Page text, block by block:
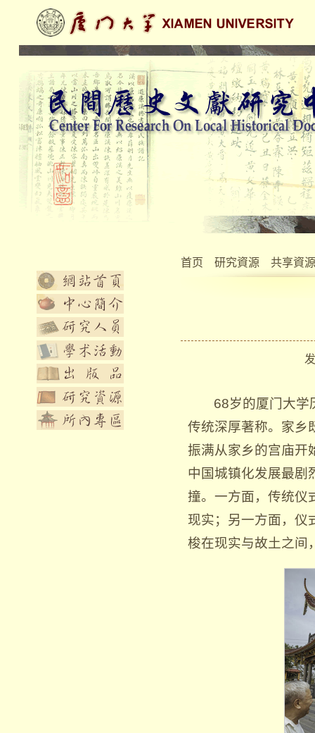
首页 研究資源 共享資源
发
68岁的厦门大学
传统深厚著称。家乡
振满从家乡的宫庙开
中国城镇化发展最剧
撞。一方面，传统仪
现实；另一方面，仪
梭在现实与故土之间